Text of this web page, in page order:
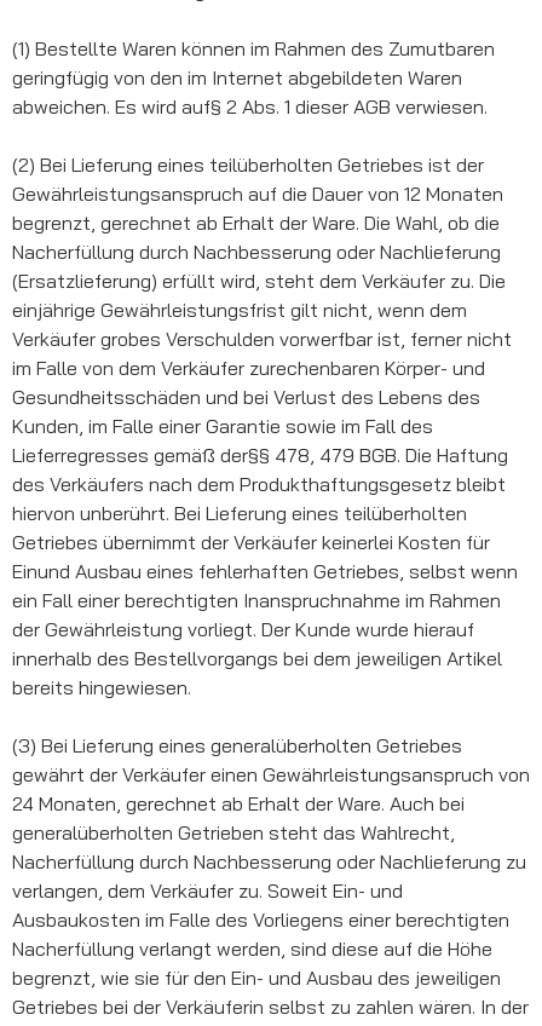
(1) Bestellte Waren können im Rahmen des Zumutbaren
geringfügig von den im Internet abgebildeten Waren
abweichen. Es wird auf§ 2 Abs. 1 dieser AGB verwiesen.
(2) Bei Lieferung eines teilüberholten Getriebes ist der
Gewährleistungsanspruch auf die Dauer von 12 Monaten
begrenzt, gerechnet ab Erhalt der Ware. Die Wahl, ob die
Nacherfüllung durch Nachbesserung oder Nachlieferung
(Ersatzlieferung) erfüllt wird, steht dem Verkäufer zu. Die
einjährige Gewährleistungsfrist gilt nicht, wenn dem
Verkäufer grobes Verschulden vorwerfbar ist, ferner nicht
im Falle von dem Verkäufer zurechenbaren Körper- und
Gesundheitsschäden und bei Verlust des Lebens des
Kunden, im Falle einer Garantie sowie im Fall des
Lieferregresses gemäß der§§ 478, 479 BGB. Die Haftung
des Verkäufers nach dem Produkthaftungsgesetz bleibt
hiervon unberührt. Bei Lieferung eines teilüberholten
Getriebes übernimmt der Verkäufer keinerlei Kosten für
Einund Ausbau eines fehlerhaften Getriebes, selbst wenn
ein Fall einer berechtigten Inanspruchnahme im Rahmen
der Gewährleistung vorliegt. Der Kunde wurde hierauf
innerhalb des Bestellvorgangs bei dem jeweiligen Artikel
bereits hingewiesen.
(3) Bei Lieferung eines generalüberholten Getriebes
gewährt der Verkäufer einen Gewährleistungsanspruch von
24 Monaten, gerechnet ab Erhalt der Ware. Auch bei
generalüberholten Getrieben steht das Wahlrecht,
Nacherfüllung durch Nachbesserung oder Nachlieferung zu
verlangen, dem Verkäufer zu. Soweit Ein- und
Ausbaukosten im Falle des Vorliegens einer berechtigten
Nacherfüllung verlangt werden, sind diese auf die Höhe
begrenzt, wie sie für den Ein- und Ausbau des jeweiligen
Getriebes bei der Verkäuferin selbst zu zahlen wären. In der